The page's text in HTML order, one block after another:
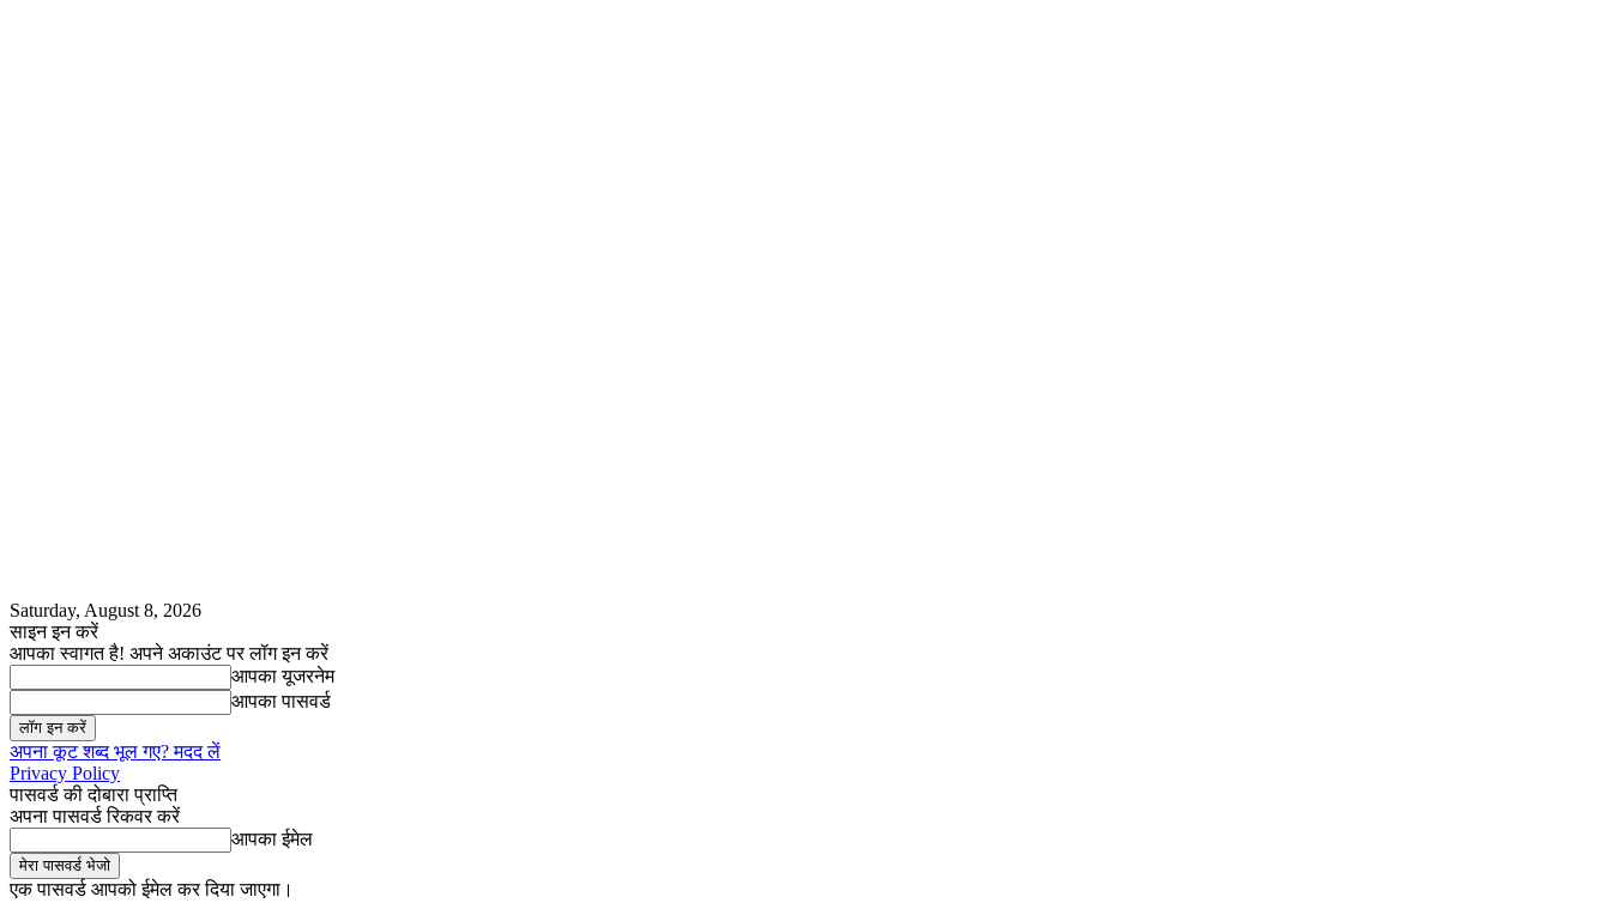
Saturday, August 8, 2026
साइन इन करें
आपका स्वागत है! अपने अकाउंट पर लॉग इन करें
आपका यूजरनेम
आपका पासवर्ड
अपना कूट शब्द भूल गए? मदद लें
Privacy Policy
पासवर्ड की दोबारा प्राप्ति
अपना पासवर्ड रिकवर करें
आपका ईमेल
एक पासवर्ड आपको ईमेल कर दिया जाएगा।